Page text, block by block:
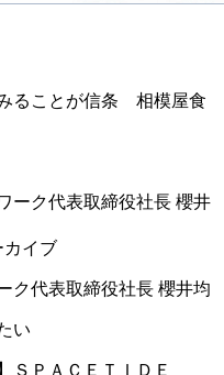
ることが信条 相模屋食
カイブ
ク代表取締役社長 櫻井均
い